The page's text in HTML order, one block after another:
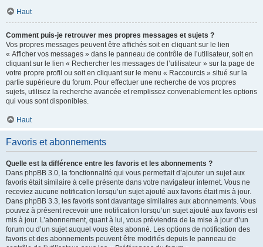
Haut
Comment puis-je retrouver mes propres messages et sujets ?
Vos propres messages peuvent être affichés soit en cliquant sur le lien
« Afficher vos messages » dans le panneau de contrôle de l’utilisateur, soit en
cliquant sur le lien « Rechercher les messages de l’utilisateur » sur la page de
votre propre profil ou soit en cliquant sur le menu « Raccourcis » situé sur la
partie supérieure du forum. Pour effectuer une recherche de vos propres
sujets, utilisez la recherche avancée et remplissez convenablement les options
qui vous sont disponibles.
Haut
Favoris et abonnements
Quelle est la différence entre les favoris et les abonnements ?
Dans phpBB 3.0, la fonctionnalité qui vous permettait d’ajouter un sujet aux
favoris était similaire à celle présente dans votre navigateur internet. Vous ne
receviez aucune notification lorsqu’un sujet ajouté aux favoris était mis à jour.
Dans phpBB 3.3, les favoris sont davantage similaires aux abonnements. Vous
pouvez à présent recevoir une notification lorsqu’un sujet ajouté aux favoris est
mis à jour. L’abonnement, quant à lui, vous préviendra de la mise à jour d’un
forum ou d’un sujet auquel vous êtes abonné. Les options de notification des
favoris et des abonnements peuvent être modifiés depuis le panneau de